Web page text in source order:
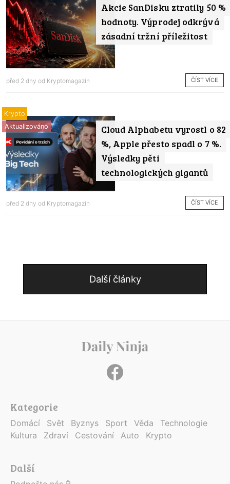
Akcie SanDisku ztratily 50 %
hodnoty. Výprodej odkrývá
zásadní tržní příležitost
před 2 dny od Kryptomagazín ČÍST VÍCE
Cloud Alphabetu vyrostl o 82
%, Apple přesto spadl o 7 %.
Výsledky pěti
technologických gigantů
Aktualizováno
Krypto
před 2 dny od Kryptomagazín ČÍST VÍCE
Další články
Kategorie
Domácí Svět Byznys Sport Věda
Technologie
Kultura
Zdraví Cestování Auto Krypto
Další